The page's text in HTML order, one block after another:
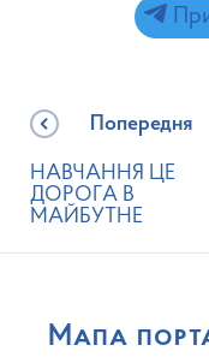
Попередня
НАВЧАННЯ ЦЕ
ДОРОГА В
МАЙБУТНЕ
Мапа